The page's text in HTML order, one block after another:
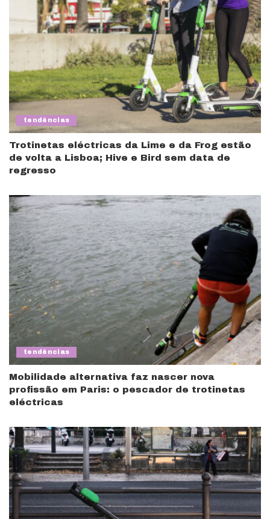
tendências
Trotinetas eléctricas da Lime e da Frog estão
de volta a Lisboa; Hive e Bird sem data de
regresso
tendências
Mobilidade alternativa faz nascer nova
profissão em Paris: o pescador de trotinetas
eléctricas